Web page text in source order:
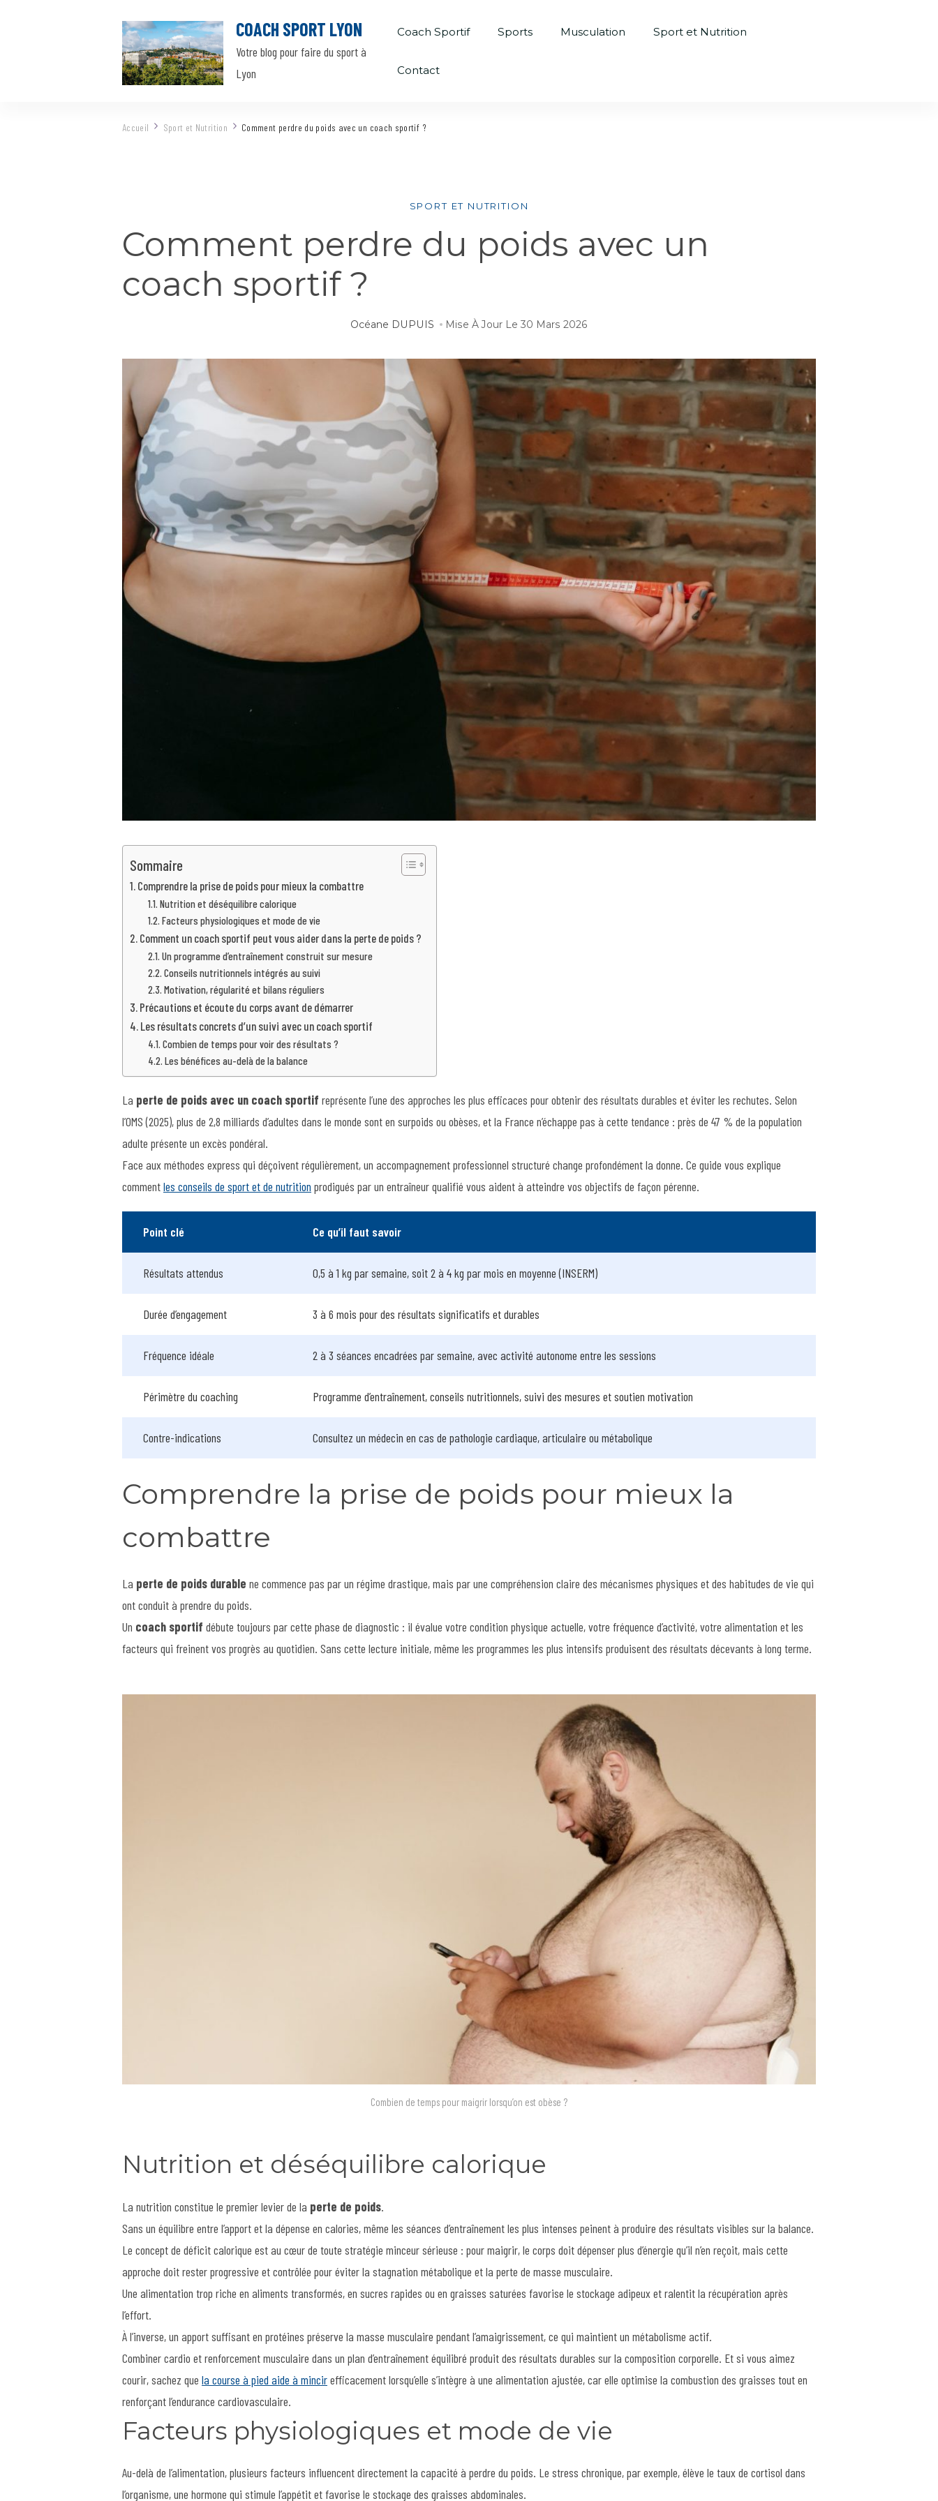
COACH SPORT LYON
Votre blog pour faire du sport à
Lyon
Coach Sportif Sports Musculation Sport et Nutrition
Contact
Accueil Sport et Nutrition Comment perdre du poids avec un coach sportif ?
SPORT ET NUTRITION
Comment perdre du poids avec un
coach sportif ?
Océane DUPUIS Mise À Jour Le 30 Mars 2026
Sommaire
Comprendre la prise de poids pour mieux la combattre
Nutrition et déséquilibre calorique
Facteurs physiologiques et mode de vie
Comment un coach sportif peut vous aider dans la perte de poids ?
Un programme d’entraînement construit sur mesure
Conseils nutritionnels intégrés au suivi
Motivation, régularité et bilans réguliers
Précautions et écoute du corps avant de démarrer
Les résultats concrets d’un suivi avec un coach sportif
Combien de temps pour voir des résultats ?
Les bénéfices au-delà de la balance
La perte de poids avec un coach sportif représente l’une des approches les plus efficaces pour obtenir des résultats durables et éviter les rechutes. Selon
l’OMS (2025), plus de 2,8 milliards d’adultes dans le monde sont en surpoids ou obèses, et la France n’échappe pas à cette tendance : près de 47 % de la population
adulte présente un excès pondéral.
Face aux méthodes express qui déçoivent régulièrement, un accompagnement professionnel structuré change profondément la donne. Ce guide vous explique
commentles conseils de sport et de nutrition prodigués par un entraîneur qualifié vous aident à atteindre vos objectifs de façon pérenne.
Point clé Ce qu’il faut savoir
Résultats attendus 0,5 à 1 kg par semaine, soit 2 à 4 kg par mois en moyenne (INSERM)
Durée d’engagement 3 à 6 mois pour des résultats significatifs et durables
Fréquence idéale 2 à 3 séances encadrées par semaine, avec activité autonome entre les sessions
Périmètre du coaching Programme d’entraînement, conseils nutritionnels, suivi des mesures et soutien motivation
Contre-indications Consultez un médecin en cas de pathologie cardiaque, articulaire ou métabolique
Comprendre la prise de poids pour mieux la
combattre
La perte de poids durable ne commence pas par un régime drastique, mais par une compréhension claire des mécanismes physiques et des habitudes de vie qui
ont conduit à prendre du poids.
Un coach sportif débute toujours par cette phase de diagnostic : il évalue votre condition physique actuelle, votre fréquence d’activité, votre alimentation et les
facteurs qui freinent vos progrès au quotidien. Sans cette lecture initiale, même les programmes les plus intensifs produisent des résultats décevants à long terme.
Combien de temps pour maigrir lorsqu’on est obèse ?
Nutrition et déséquilibre calorique
La nutrition constitue le premier levier de la perte de poids.
Sans un équilibre entre l’apport et la dépense en calories, même les séances d’entraînement les plus intenses peinent à produire des résultats visibles sur la balance.
Le concept de déficit calorique est au cœur de toute stratégie minceur sérieuse : pour maigrir, le corps doit dépenser plus d’énergie qu’il n’en reçoit, mais cette
approche doit rester progressive et contrôlée pour éviter la stagnation métabolique et la perte de masse musculaire.
Une alimentation trop riche en aliments transformés, en sucres rapides ou en graisses saturées favorise le stockage adipeux et ralentit la récupération après
l’effort.
À l’inverse, un apport suffisant en protéines préserve la masse musculaire pendant l’amaigrissement, ce qui maintient un métabolisme actif.
Combiner cardio et renforcement musculaire dans un plan d’entraînement équilibré produit des résultats durables sur la composition corporelle. Et si vous aimez
courir, sachez que la course à pied aide à mincirefficacement lorsqu’elle s’intègre à une alimentation ajustée, car elle optimise la combustion des graisses tout en
renforçant l’endurance cardiovasculaire.
Facteurs physiologiques et mode de vie
Au-delà de l’alimentation, plusieurs facteurs influencent directement la capacité à perdre du poids. Le stress chronique, par exemple, élève le taux de cortisol dans
l’organisme, une hormone qui stimule l’appétit et favorise le stockage des graisses abdominales.